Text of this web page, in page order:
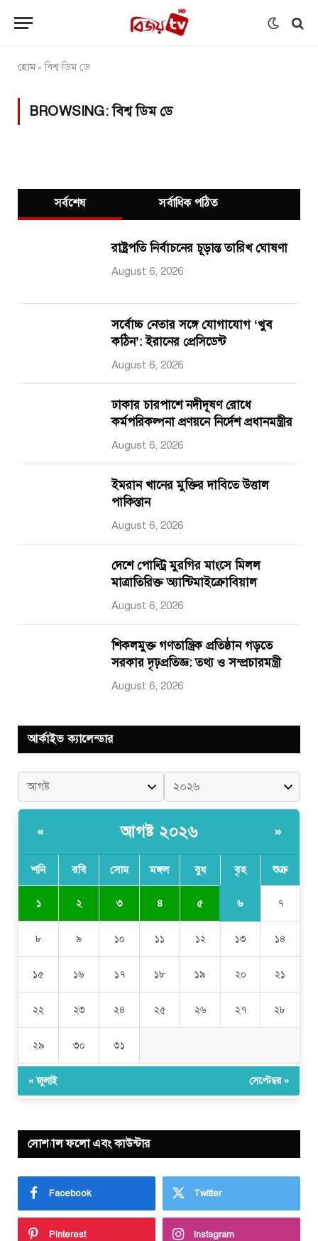
হোম»বিশ্ব ডিম ডে
BROWSING:বিশ্ব ডিম ডে
সর্বশেষ সর্বাধিক পঠিত
রাষ্ট্রপতি নির্বাচনের চূড়ান্ত তারিখ ঘোষণা
August 6, 2026
সর্বোচ্চ নেতার সঙ্গে যোগাযোগ ‘খুব
কঠিন’: ইরানের প্রেসিডেন্ট
August 6, 2026
ঢাকার চারপাশে নদীদূষণ রোধে
কর্মপরিকল্পনা প্রণয়নে নির্দেশ প্রধানমন্ত্রীর
August 6, 2026
ইমরান খানের মুক্তির দাবিতে উত্তাল
পাকিস্তান
August 6, 2026
দেশে পোল্ট্রি মুরগির মাংসে মিলল
মাত্রাতিরিক্ত অ্যান্টিমাইক্রোবিয়াল
August 6, 2026
শিকলমুক্ত গণতান্ত্রিক প্রতিষ্ঠান গড়তে
সরকার দৃঢ়প্রতিজ্ঞ: তথ্য ও সম্প্রচারমন্ত্রী
August 6, 2026
আর্কাইভ ক্যালেন্ডার
« আগষ্ট ২০২৬ »
শনি রবি সোম মঙ্গল বুধ বৃহ শুক্র
১ ২ ৩ ৪ ৫ ৬ ৭
৮ ৯ ১০ ১১ ১২ ১৩ ১৪
১৫ ১৬ ১৭ ১৮ ১৯ ২০ ২১
২২ ২৩ ২৪ ২৫ ২৬ ২৭ ২৮
২৯ ৩০ ৩১
« জুলাই সেপ্টেম্বর »
সোশ্যাল ফলো এবং কাউন্টার
Facebook Twitter
Pinterest Instagram